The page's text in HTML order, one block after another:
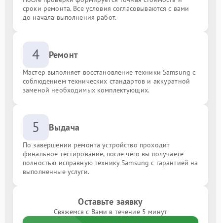
сроки ремонта. Все условия согласовываются с вами
до начала выполнения работ.
4 Ремонт
Мастер выполняет восстановление техники Samsung с
соблюдением технических стандартов и аккуратной
заменой необходимых комплектующих.
5 Выдача
По завершении ремонта устройство проходит
финальное тестирование, после чего вы получаете
полностью исправную технику Samsung с гарантией на
выполненные услуги.
Оставьте заявку
Свяжемся с Вами в течение 5 минут